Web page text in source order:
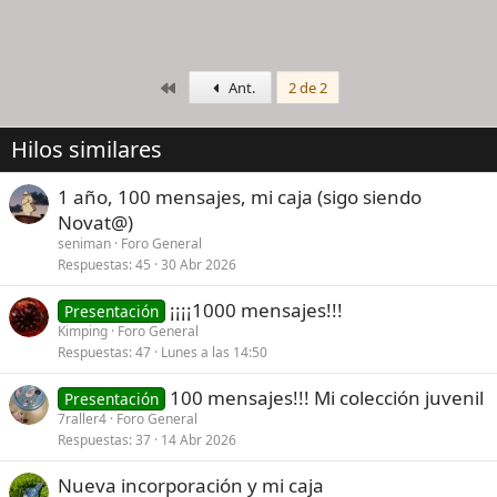
PrimeroAnt. 2 de 2
Hilos similares
1 año, 100 mensajes, mi caja (sigo siendo
Novat@)
seniman Foro General
Respuestas 45 30 Abr 2026
Presentación ¡¡¡¡1000 mensajes!!!
Kimping Foro General
Respuestas 47 Lunes a las 14:50
Presentación 100 mensajes!!! Mi colección juvenil
7raller4 Foro General
Respuestas 37 14 Abr 2026
Nueva incorporación y mi caja